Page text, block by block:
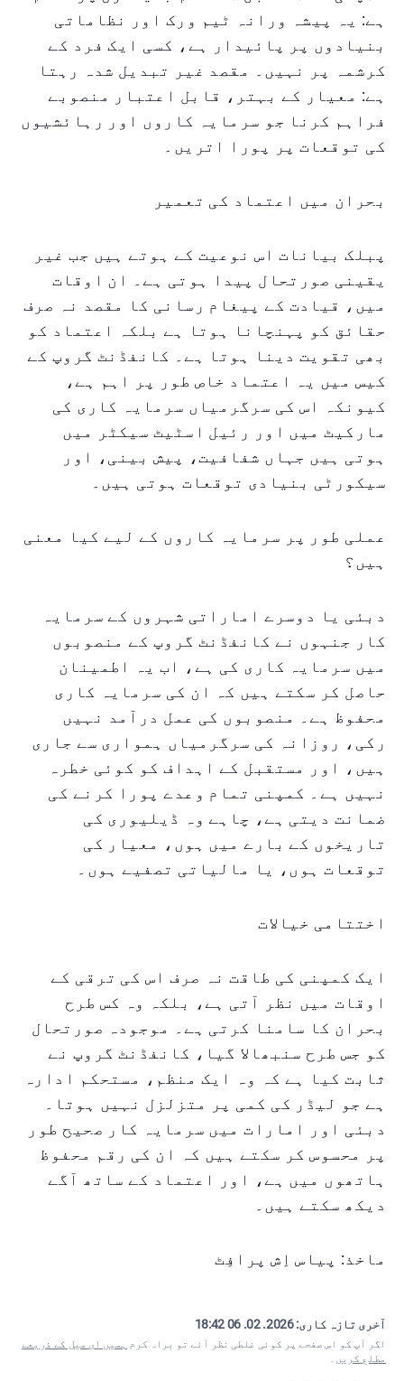
ہے: یہ پیشہ ورانہ ٹیم ورک اور نظاماتی
بنیادوں پر پائیدار ہے، کسی ایک فرد کے
کرشمہ پر نہیں۔ مقصد غیر تبدیل شدہ رہتا
ہے: معیار کے بہتر، قابل اعتبار منصوبے
فراہم کرنا جو سرمایہ کاروں اور رہائشیوں
کی توقعات پر پورا اتریں۔
بحران میں اعتماد کی تعمیر
پبلک بیانات اس نوعیت کے ہوتے ہیں جب غیر
یقینی صورتحال پیدا ہوتی ہے۔ ان اوقات
میں، قیادت کے پیغام رسانی کا مقصد نہ صرف
حقائق کو پہنچانا ہوتا ہے بلکہ اعتماد کو
بھی تقویت دینا ہوتا ہے۔ کانفڈنٹ گروپ کے
کیس میں یہ اعتماد خاص طور پر اہم ہے،
کیونکہ اس کی سرگرمیاں سرمایہ کاری کی
مارکیٹ میں اور رئیل اسٹیٹ سیکٹر میں
ہوتی ہیں جہاں شفافیت، پیش بینی، اور
سیکورٹی بنیادی توقعات ہوتی ہیں۔
عملی طور پر سرمایہ کاروں کے لیے کیا معنی
ہیں؟
دبئی یا دوسرے اماراتی شہروں کے سرمایہ
کار جنہوں نے کانفڈنٹ گروپ کے منصوبوں
میں سرمایہ کاری کی ہے، اب یہ اطمینان
حاصل کر سکتے ہیں کہ ان کی سرمایہ کاری
محفوظ ہے۔ منصوبوں کی عمل درآمد نہیں
رکی، روزانہ کی سرگرمیاں ہمواری سے جاری
ہیں، اور مستقبل کے اہداف کو کوئی خطرہ
نہیں ہے۔ کمپنی تمام وعدے پورا کرنے کی
ضمانت دیتی ہے، چاہے وہ ڈیلیوری کی
تاریخوں کے بارے میں ہوں، معیار کی
توقعات ہوں، یا مالیاتی تصفیے ہوں۔
اختتامی خیالات
ایک کمپنی کی طاقت نہ صرف اس کی ترقی کے
اوقات میں نظر آتی ہے، بلکہ وہ کس طرح
بحران کا سامنا کرتی ہے۔ موجودہ صورتحال
کو جس طرح سنبھالا گیا، کانفڈنٹ گروپ نے
ثابت کیا ہے کہ وہ ایک منظم، مستحکم ادارہ
ہے جو لیڈر کی کمی پر متزلزل نہیں ہوتا۔
دبئی اور امارات میں سرمایہ کار صحیح طور
پر محسوس کر سکتے ہیں کہ ان کی رقم محفوظ
ہاتھوں میں ہے، اور اعتماد کے ساتھ آگے
دیکھ سکتے ہیں۔
ماخذ: پیاس اِش پرافِٹ
آخری تازہ کاری:2026. 02. 06 18:42
اگر آپ کو اس صفحے پر کوئی غلطی نظر آئے تو براہ کرم ہمیں ای میل کے ذریعے
مطلع کریں ۔